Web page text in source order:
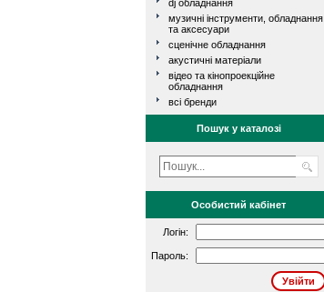
dj обладнання
музичні інструменти, обладнання
та аксесуари
сценічне обладнання
акустичні матеріали
відео та кінопроекційне
обладнання
всі бренди
Пошук у каталозі
Особистий кабінет
Логін:
Пароль: